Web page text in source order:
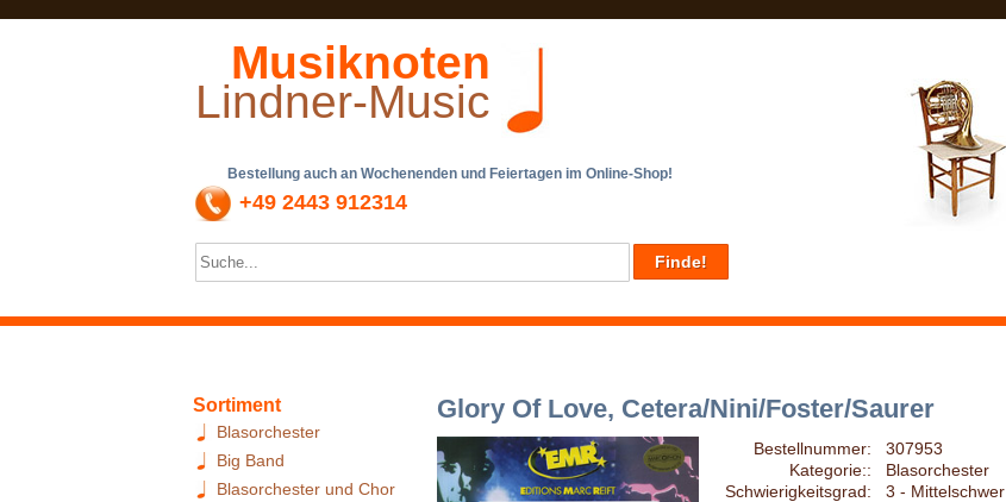
Musiknoten
Lindner-Music
Bestellung auch an Wochenenden und Feiertagen im Online-Shop!
+49 2443 912314
Sortiment
Blasorchester
Big Band
Blasorchester und Chor
Glory Of Love, Cetera/Nini/Foster/Saurer
Bestellnummer:
307953
Kategorie::
Blasorchester
Schwierigkeitsgrad:
3 - Mittelschwer